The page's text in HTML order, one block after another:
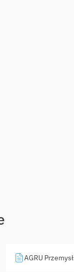
AGRU Przemysł